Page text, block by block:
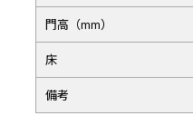
門高（mm）
床
備考